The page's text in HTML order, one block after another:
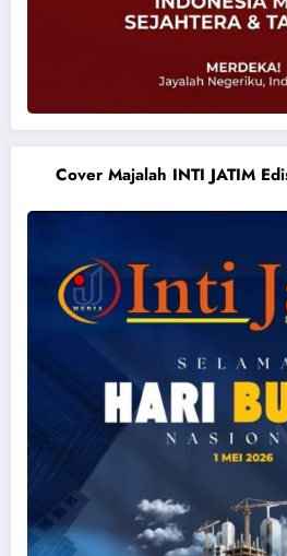
Cover Majalah INTI JATIM